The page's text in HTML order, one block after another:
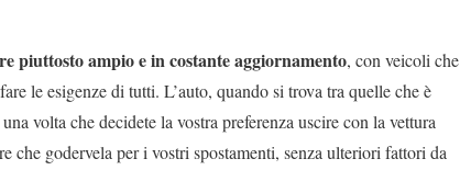
piuttosto ampio e in costante aggiornamento, con veicoli che
le esigenze di tutti. L’auto, quando si trova tra quelle che è
volta che decidete la vostra preferenza uscire con la vettura
che godervela per i vostri spostamenti, senza ulteriori fattori da